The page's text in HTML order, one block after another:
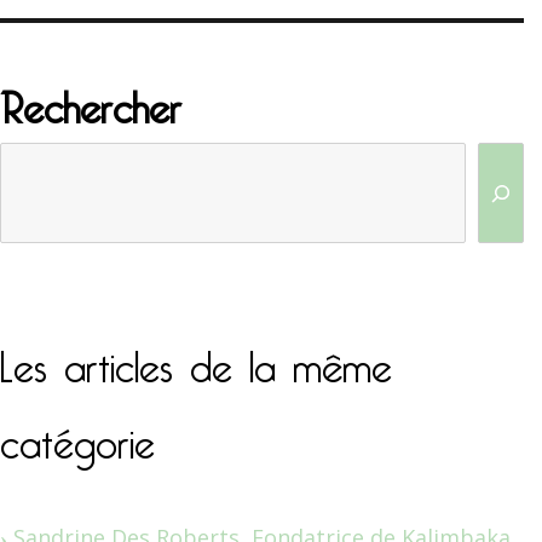
Rechercher
Les articles de la même
catégorie